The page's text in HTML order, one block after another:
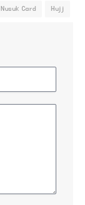
Hujj
Nusuk Card